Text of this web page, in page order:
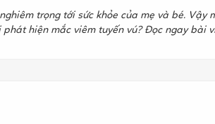
trọng tới sức khỏe của mẹ và bé. Vậy
hiện mắc viêm tuyến vú? Đọc ngay bài